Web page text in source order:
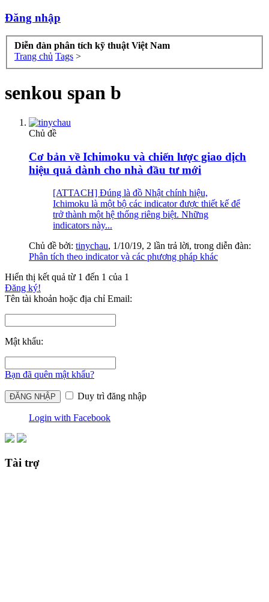
Đăng nhập
Diễn đàn phân tích kỹ thuật Việt Nam
Trang chủ Tags >
senkou span b
Chủ đề
Cơ bản về Ichimoku và chiến lược giao dịch
hiệu quả dành cho nhà đầu tư mới
[ATTACH] Đúng là đồ Nhật chính hiệu,
Ichimoku là một bộ các indicator được thiết kế để
trở thành một hệ thống riêng biệt. Những
indicators này...
Chủ đề bởi: tinychau, 1/10/19, 2 lần trả lời, trong diễn đàn:
Phân tích theo indicator và các phương pháp khác
Hiển thị kết quả từ 1 đến 1 của 1
Đăng ký!
Tên tài khoản hoặc địa chỉ Email:
Mật khẩu:
Bạn đã quên mật khẩu?
Duy trì đăng nhập
Login with Facebook
Tài trợ